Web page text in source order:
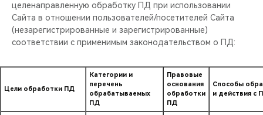
целенаправленную обработку ПД при использовании
Сайта в отношении пользователей/посетителей Сайта
(незарегистрированные и зарегистрированные)
соответствии с применимым законодательством о ПД:
Цели обработки ПД
Категории и
перечень
обрабатываемых
ПД
Правовые
основания
обработки
ПД
Способы
и действия с